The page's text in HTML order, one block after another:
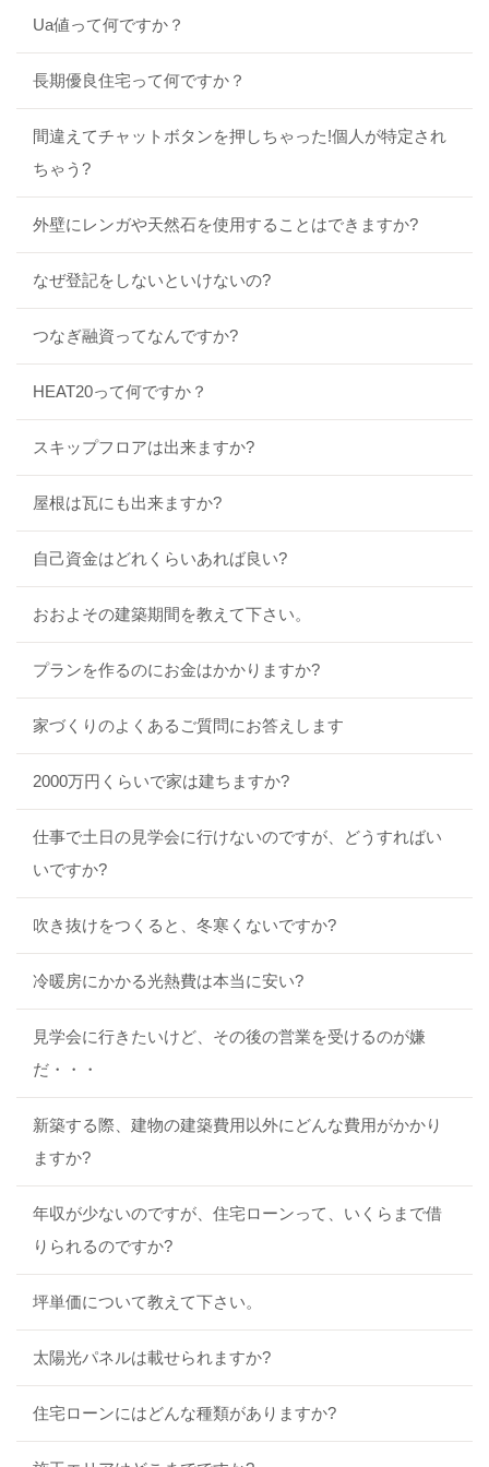
Ua値って何ですか？
長期優良住宅って何ですか？
間違えてチャットボタンを押しちゃった!個人が特定され
ちゃう?
外壁にレンガや天然石を使用することはできますか?
なぜ登記をしないといけないの?
つなぎ融資ってなんですか?
HEAT20って何ですか？
スキップフロアは出来ますか?
屋根は瓦にも出来ますか?
自己資金はどれくらいあれば良い?
おおよその建築期間を教えて下さい。
プランを作るのにお金はかかりますか?
家づくりのよくあるご質問にお答えします
2000万円くらいで家は建ちますか?
仕事で土日の見学会に行けないのですが、どうすればい
いですか?
吹き抜けをつくると、冬寒くないですか?
冷暖房にかかる光熱費は本当に安い?
見学会に行きたいけど、その後の営業を受けるのが嫌
だ・・・
新築する際、建物の建築費用以外にどんな費用がかかり
ますか?
年収が少ないのですが、住宅ローンって、いくらまで借
りられるのですか?
坪単価について教えて下さい。
太陽光パネルは載せられますか?
住宅ローンにはどんな種類がありますか?